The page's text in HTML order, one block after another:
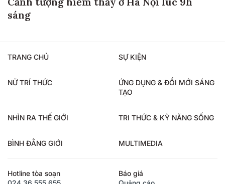
sáng
TRANG CHỦ SỰ KIỆN
NỮ TRÍ THỨC
ỨNG DỤNG & ĐỔI MỚI SÁNG
TẠO
NHÌN RA THẾ GIỚI TRI THỨC & KỸ NĂNG SỐNG
BÌNH ĐẲNG GIỚI MULTIMEDIA
Hotline tòa soạn
Báo giá